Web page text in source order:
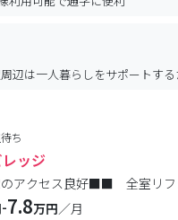
辺は一人暮らしをサポートす
ち
ッジ
アクセス良好■■ 全室リフ
-7.8万円／月